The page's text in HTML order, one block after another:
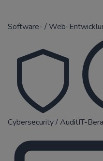
Software- / Web-
Cybersecurity / AuditIT-